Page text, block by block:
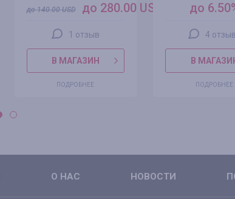
до140.00USD до 280.00 USD
1 отзыв
В МАГАЗИН
ПОДРОБНЕЕ
до
4
В
ПОДРОБНЕЕ
О НАС НОВОСТИ